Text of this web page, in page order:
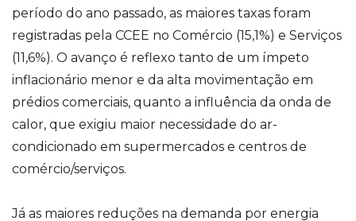
período do ano passado, as maiores taxas foram
registradas pela CCEE no Comércio (15,1%) e Serviços
(11,6%). O avanço é reflexo tanto de um ímpeto
inflacionário menor e da alta movimentação em
prédios comerciais, quanto a influência da onda de
calor, que exigiu maior necessidade do ar-
condicionado em supermercados e centros de
comércio/serviços.
Já as maiores reduções na demanda por energia